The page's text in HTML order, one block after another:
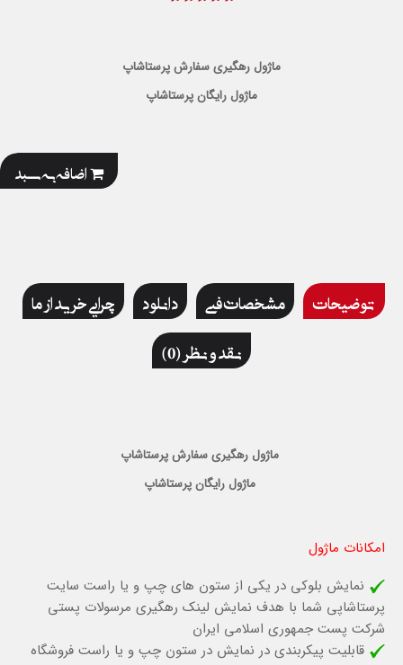
ماژول رهگیری سفارش پرستاشاپ
ماژول رایگان پرستاشاپ
اضافه به سبد
توضیحات مشخصات فنی دانلود
چرایی خرید از ما
نقد و نظر (0)
ماژول رهگیری سفارش پرستاشاپ
ماژول رایگان پرستاشاپ
امکانات ماژول
نمایش بلوکی در یکی از ستون های چپ و یا راست سایت
پرستاشاپی شما با هدف نمایش لینک رهگیری مرسولات پستی
شرکت پست جمهوری اسلامی ایران
قابلیت پیکربندی در نمایش در ستون چپ و یا راست فروشگاه